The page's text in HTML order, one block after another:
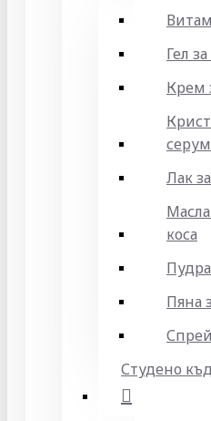
Гел
Крем
Лак
коса
Пяна
Студено